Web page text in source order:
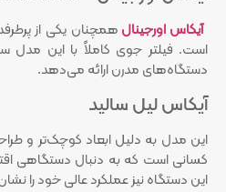
آیکاس اورجینال همچنان یکی از
است. فیلتر جوی کاملاً با این مدل
دستگاه‌های مدرن ارائه می‌دهد.
آیکاس لیل سالید
این مدل به دلیل ابعاد کوچک‌تر و
کسانی است که به دنبال دستگاهی
این دستگاه نیز عملکرد عالی خود را